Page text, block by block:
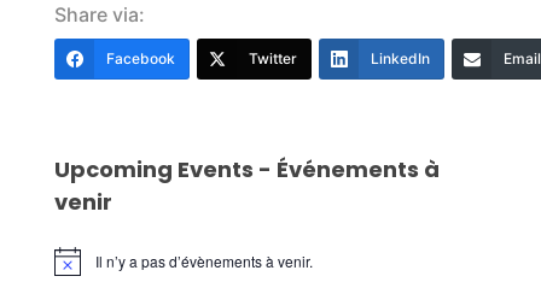
Share via:
Facebook Twitter LinkedIn Email
Upcoming Events - Événements à
venir
Notice Il n’y a pas d’évènements à venir.